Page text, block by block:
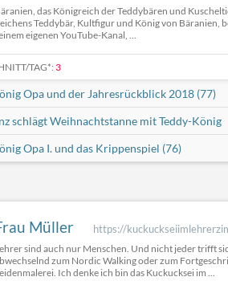
das Königreich der Teddybären und
Teddybär, Kultfigur und König von Bäranien,
eigenen YouTube-Kanal, ...
TAG*: 3
Opa und der Jahresrückblick 2018 (77)
schlägt Weihnachtstanne mit Teddy-König
Opa I. und das Krippenspiel (76)
Müller https://
sind auch nur Menschen. Und nicht jeder trifft
zum Nordic Walking oder zum
Ich denke ich bin das Kuckucksei im ...